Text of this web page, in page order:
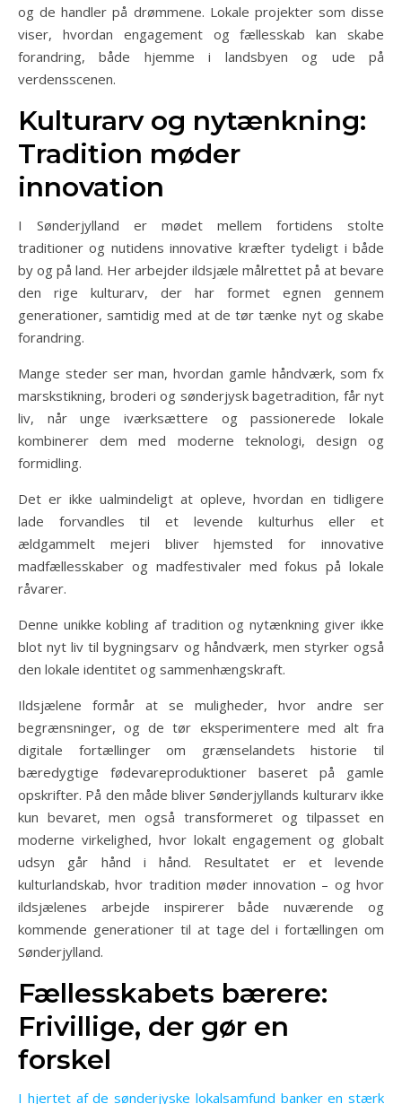
og de handler på drømmene. Lokale projekter som disse
viser, hvordan engagement og fællesskab kan skabe
forandring, både hjemme i landsbyen og ude på
verdensscenen.
Kulturarv og nytænkning:
Tradition møder
innovation
I Sønderjylland er mødet mellem fortidens stolte
traditioner og nutidens innovative kræfter tydeligt i både
by og på land. Her arbejder ildsjæle målrettet på at bevare
den rige kulturarv, der har formet egnen gennem
generationer, samtidig med at de tør tænke nyt og skabe
forandring.
Mange steder ser man, hvordan gamle håndværk, som fx
marskstikning, broderi og sønderjysk bagetradition, får nyt
liv, når unge iværksættere og passionerede lokale
kombinerer dem med moderne teknologi, design og
formidling.
Det er ikke ualmindeligt at opleve, hvordan en tidligere
lade forvandles til et levende kulturhus eller et
ældgammelt mejeri bliver hjemsted for innovative
madfællesskaber og madfestivaler med fokus på lokale
råvarer.
Denne unikke kobling af tradition og nytænkning giver ikke
blot nyt liv til bygningsarv og håndværk, men styrker også
den lokale identitet og sammenhængskraft.
Ildsjælene formår at se muligheder, hvor andre ser
begrænsninger, og de tør eksperimentere med alt fra
digitale fortællinger om grænselandets historie til
bæredygtige fødevareproduktioner baseret på gamle
opskrifter. På den måde bliver Sønderjyllands kulturarv ikke
kun bevaret, men også transformeret og tilpasset en
moderne virkelighed, hvor lokalt engagement og globalt
udsyn går hånd i hånd. Resultatet er et levende
kulturlandskab, hvor tradition møder innovation – og hvor
ildsjælenes arbejde inspirerer både nuværende og
kommende generationer til at tage del i fortællingen om
Sønderjylland.
Fællesskabets bærere:
Frivillige, der gør en
forskel
I hjertet af de sønderjyske lokalsamfund banker en stærk